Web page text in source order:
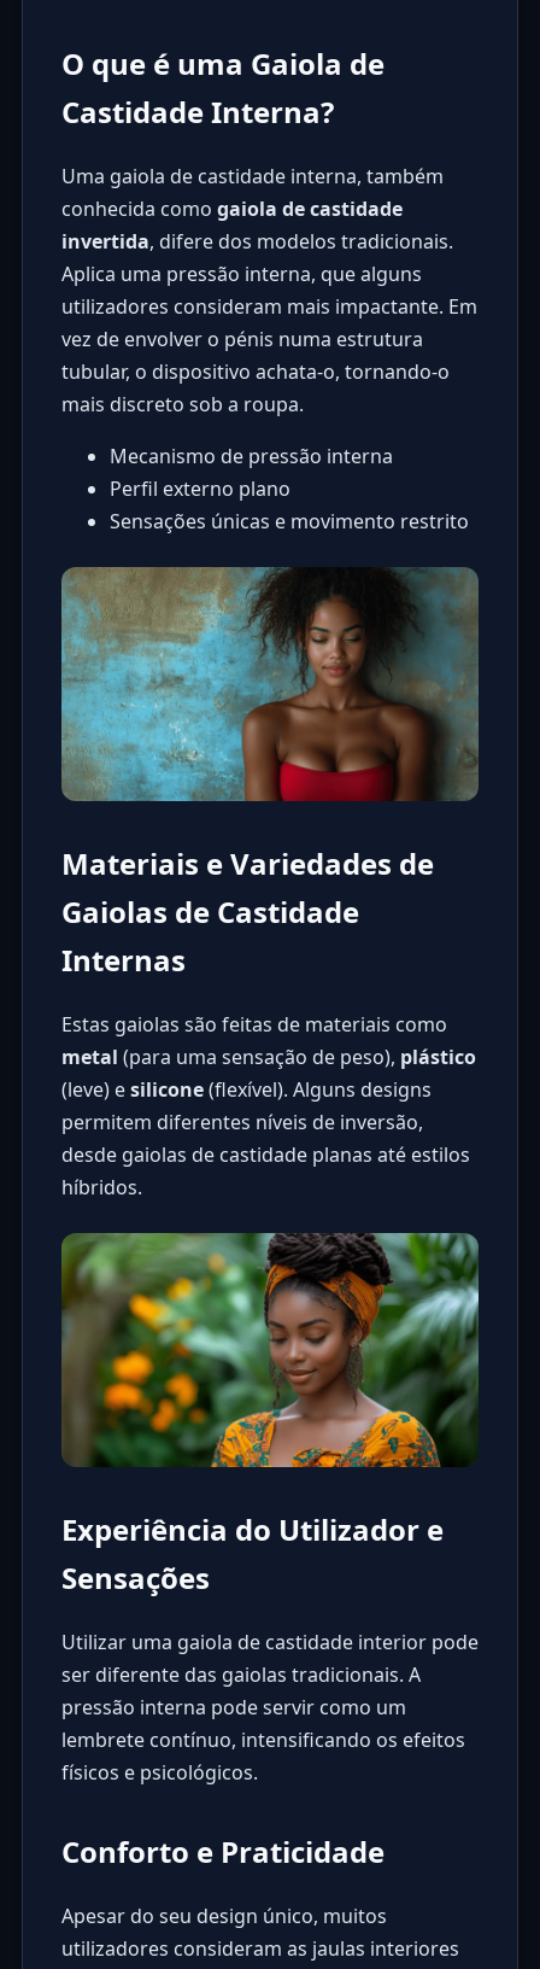
O que é uma Gaiola de
Castidade Interna?
Uma gaiola de castidade interna, também
conhecida como gaiola de castidade
invertida, difere dos modelos tradicionais.
Aplica uma pressão interna, que alguns
utilizadores consideram mais impactante. Em
vez de envolver o pénis numa estrutura
tubular, o dispositivo achata-o, tornando-o
mais discreto sob a roupa.
Mecanismo de pressão interna
Perfil externo plano
Sensações únicas e movimento restrito
Materiais e Variedades de
Gaiolas de Castidade
Internas
Estas gaiolas são feitas de materiais como
metal (para uma sensação de peso), plástico
(leve) esilicone(flexível). Alguns designs
permitem diferentes níveis de inversão,
desde gaiolas de castidade planas até estilos
híbridos.
Experiência do Utilizador e
Sensações
Utilizar uma gaiola de castidade interior pode
ser diferente das gaiolas tradicionais. A
pressão interna pode servir como um
lembrete contínuo, intensificando os efeitos
físicos e psicológicos.
Conforto e Praticidade
Apesar do seu design único, muitos
utilizadores consideram as jaulas interiores